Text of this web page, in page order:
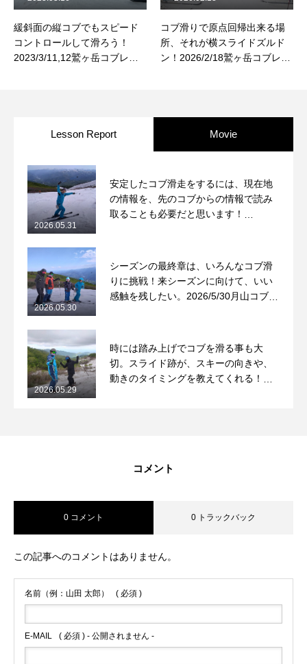
緩斜面の縦コブでもスピード
コントロールして滑ろう！
2023/3/11,12鷲ヶ岳コブレッ
コブ滑りで原点回帰出来る場
所、それが横スライドズルド
ン！2026/2/18鷲ヶ岳コブレッ
Lesson Report Movie
安定したコブ滑走をするには、現在地
の情報を、先のコブからの情報で読み
取ることも必要だと思います！
2026.05.31
シーズンの最終章は、いろんなコブ滑
りに挑戦！来シーズンに向けて、いい
感触を残したい。2026/5/30月山コブレ
2026.05.30
時には踏み上げでコブを滑る事も大
切。スライド跡が、スキーの向きや、
動きのタイミングを教えてくれる！
2026.05.29
コメント
0 コメント 0 トラックバック
この記事へのコメントはありません。
名前（例：山田 太郎） ( 必須 )
E-MAIL ( 必須 ) - 公開されません -